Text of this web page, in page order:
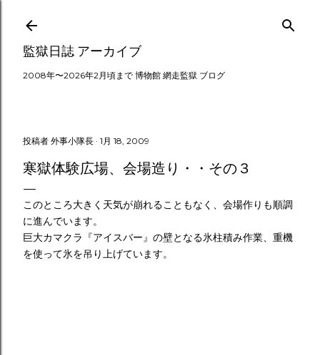
スキップしてメイン コンテンツに移動
監獄日誌 アーカイブ
2008年〜2026年2月頃まで 博物館 網走監獄 ブログ
投稿者 外事小隊長 1月 18, 2009
寒獄体験広場、会場造り・・その３
このところ大きく天気が崩れることもなく、会場作りも順調
に進んでいます。
巨大カマクラ『アイスバー』の壁となる氷柱積み作業、重機
を使って氷を吊り上げています。